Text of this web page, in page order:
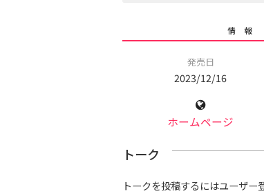
情 報
発売日
2023/12/16
ホームページ
トーク
トークを投稿するにはユーザー